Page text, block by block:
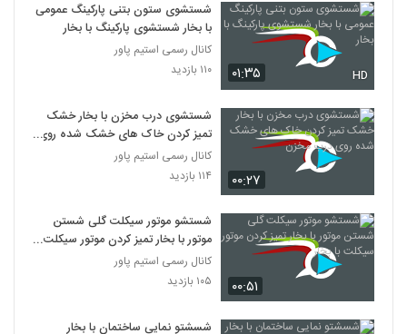
۰۱:۳۵ HD
شستشوی ستون بتنی پارکینگ عمومی
با بخار شستشوی پارکینگ با بخار
کانال رسمی استیم پاور
۱۱۰ بازدید
۰۰:۲۷
شستشوی درب مخزن با بخار خشک
تمیز کردن خاک های خشک شده روی
درب مخزن
کانال رسمی استیم پاور
۱۱۴ بازدید
۰۰:۵۱
شستشو موتور سیکلت گلی شستن
موتور با بخار تمیز کردن موتور سیکلت با
بخار
کانال رسمی استیم پاور
۱۰۵ بازدید
شسشتو نمایی ساختمان با بخار